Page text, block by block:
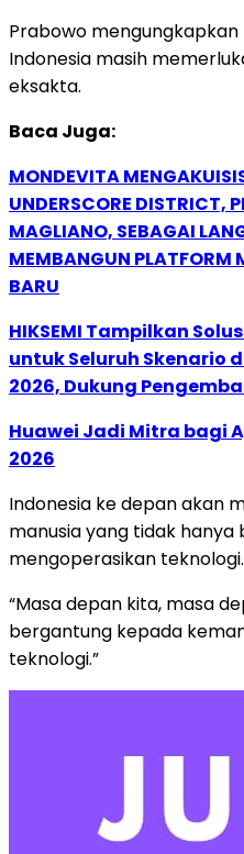
Prabowo mengungkapkan
Indonesia masih
eksakta.
Baca Juga:
MONDEVITA
UNDERSCORE DISTRICT,
MAGLIANO, SEBAGAI
MEMBANGUN PLATFORM
BARU
HIKSEMI Tampilkan
untuk Seluruh Skenario
2026, Dukung
Huawei Jadi Mitra bagi
2026
Indonesia ke depan akan
manusia yang tidak hanya
mengoperasikan teknologi.
“Masa depan kita, masa
bergantung kepada
teknologi.”